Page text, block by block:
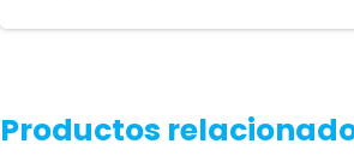
Productos